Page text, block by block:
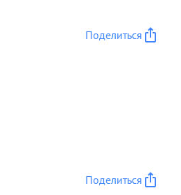
Поделиться
Поделиться